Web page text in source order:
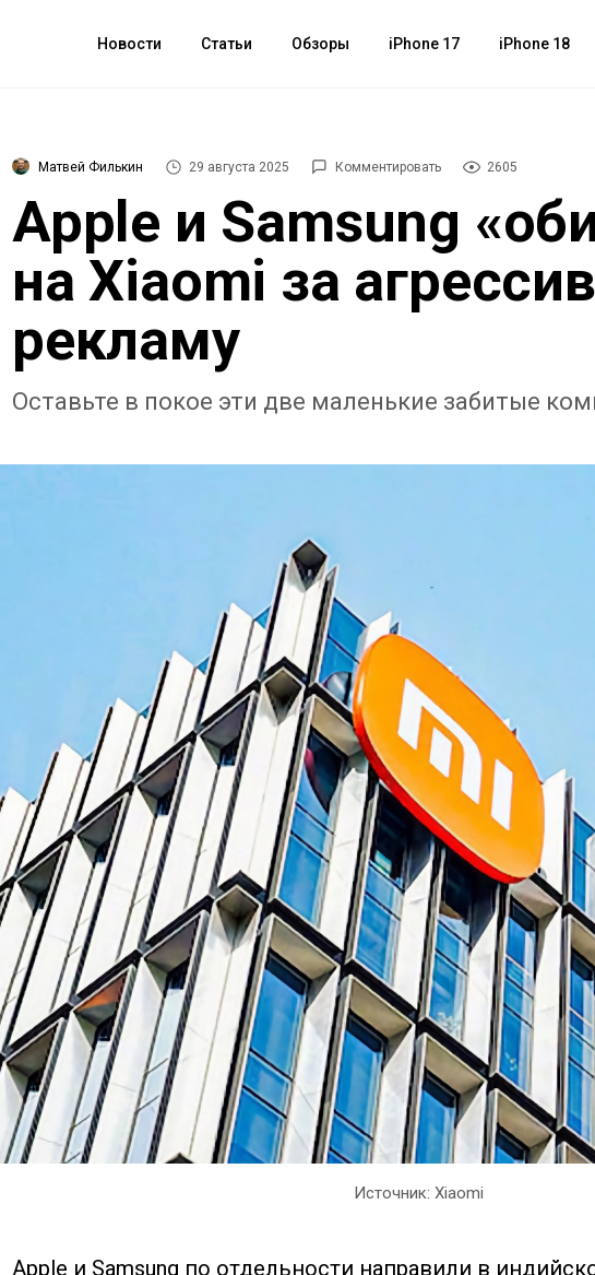
Новости Статьи Обзоры iPhone 17 iPhone 18
Матвей Филькин 29 августа 2025 Комментировать 2605
Apple и Samsung
на Xiaomi за
рекламу
Оставьте в покое эти две маленькие забитые
Источник: Xiaomi
Apple и Samsung по отдельности направили в